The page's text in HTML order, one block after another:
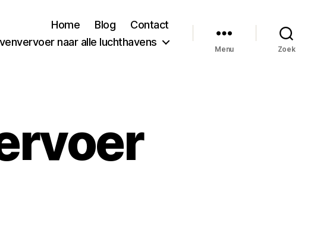
Home Blog
Contact
naar alle luchthavens
Menu Zoek